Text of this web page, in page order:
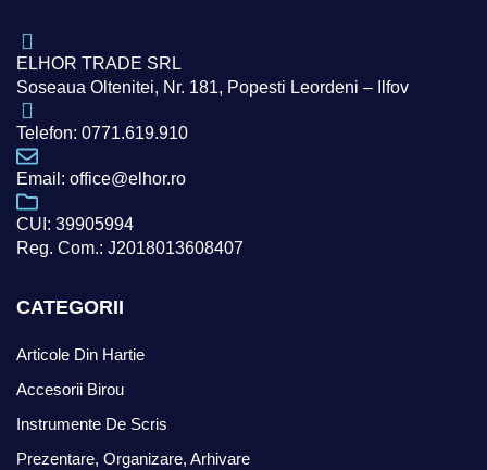
ELHOR TRADE SRL
Soseaua Oltenitei, Nr. 181, Popesti Leordeni – Ilfov
Telefon: 0771.619.910
Email: office@elhor.ro
CUI: 39905994
Reg. Com.: J2018013608407
CATEGORII
Articole Din Hartie
Accesorii Birou
Instrumente De Scris
Prezentare, Organizare, Arhivare